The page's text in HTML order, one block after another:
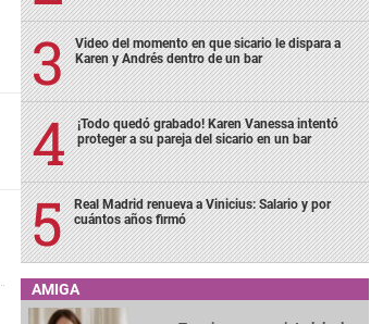
Video del momento en que sicario le dispara a
Karen y Andrés dentro de un bar
¡Todo quedó grabado! Karen Vanessa intentó
proteger a su pareja del sicario en un bar
Real Madrid renueva a Vinicius: Salario y por
cuántos años firmó
AMIGA